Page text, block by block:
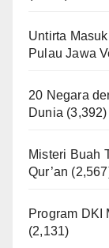
Untirta
Pulau Jawa
20 Negara
Dunia (3,392)
Misteri Buah
Qur’an
Program DKI
(2,131)